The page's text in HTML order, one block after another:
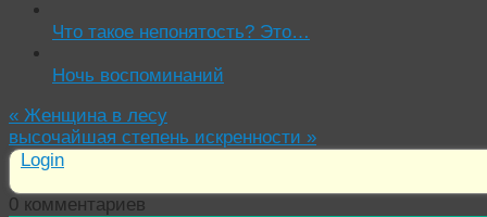
Что такое непонятость? Это…
Ночь воспоминаний
« Женщина в лесу
высочайшая степень искренности »
Login
0 комментариев